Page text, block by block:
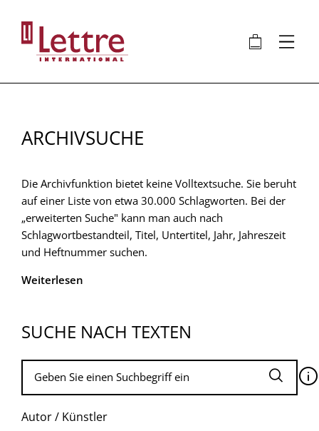
Inhalt
🛍 ⋮
ARCHIVSUCHE
Die Archivfunktion bietet keine Volltextsuche. Sie beruht
auf einer Liste von etwa 30.000 Schlagworten. Bei der
„erweiterten Suche" kann man auch nach
Schlagwortbestandteil, Titel, Untertitel, Jahr, Jahreszeit
und Heftnummer suchen.
Weiterlesen
SUCHE NACH TEXTEN
🛈
Autor / Künstler